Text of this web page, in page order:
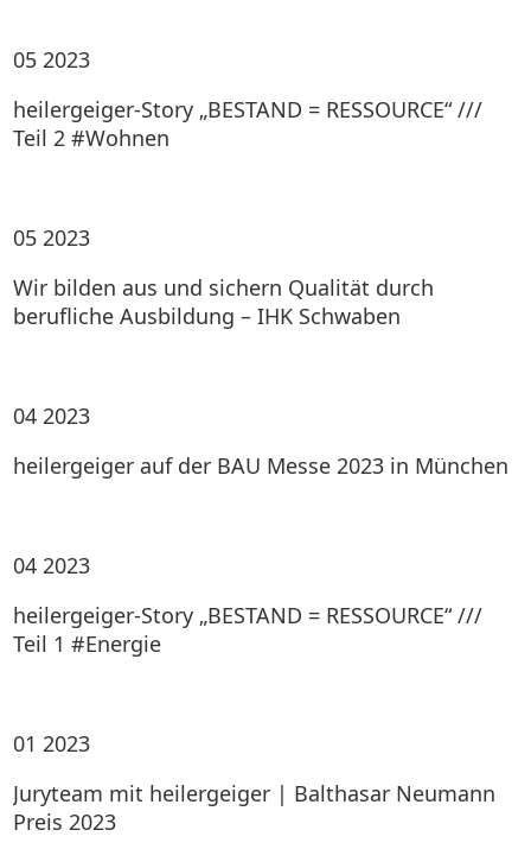
05 2023
heilergeiger-Story „BESTAND = RESSOURCE“ ///
Teil 2 #Wohnen
05 2023
Wir bilden aus und sichern Qualität durch
berufliche Ausbildung – IHK Schwaben
04 2023
heilergeiger auf der BAU Messe 2023 in München
04 2023
heilergeiger-Story „BESTAND = RESSOURCE“ ///
Teil 1 #Energie
01 2023
Juryteam mit heilergeiger | Balthasar Neumann
Preis 2023